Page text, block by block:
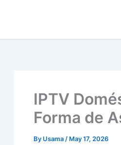
IPTV
Forma de
By Usama / May 17, 2026